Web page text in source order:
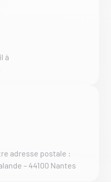
à
adresse postale :
– 44100 Nantes